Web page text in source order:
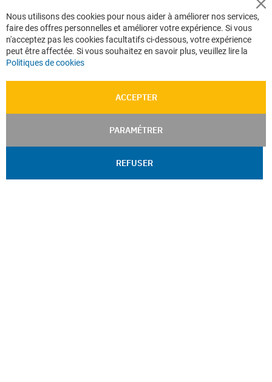
Nous utilisons des cookies pour nous aider à améliorer nos services,
faire des offres personnelles et améliorer votre expérience. Si vous
n'acceptez pas les cookies facultatifs ci-dessous, votre expérience
peut être affectée. Si vous souhaitez en savoir plus, veuillez lire la
Politiques de cookies
ACCEPTER
PARAMÉTRER
REFUSER